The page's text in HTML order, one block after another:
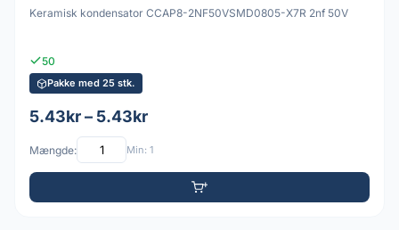
Keramisk kondensator CCAP8-2NF50VSMD0805-X7R 2nf 50V
50
Pakke med 25 stk.
5.43kr – 5.43kr
Mængde: Min: 1